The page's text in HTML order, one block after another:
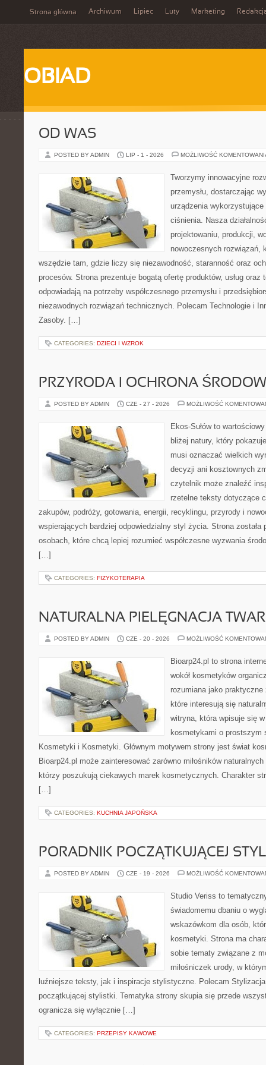
Strona główna Archiwum Lipiec Luty Marketing
OBIAD
OD WAS
POSTED BY ADMIN LIP - 1 - 2026 MOŻLIWOŚĆ
Tworzymy innowacyjne
przemysłu, dostarczając
urządzenia
ciśnienia. Nasza
projektowaniu, produkcji,
nowoczesnych rozwiązań,
wszędzie tam, gdzie liczy się niezawodność, staranność oraz
procesów. Strona prezentuje bogatą ofertę produktów, usług oraz
odpowiadają na potrzeby współczesnego przemysłu i
niezawodnych rozwiązań technicznych. Polecam Technologie i
Zasoby. […]
CATEGORIES: DZIECI I WZROK
PRZYRODA I OCHRONA
POSTED BY ADMIN CZE - 27 - 2026 MOŻLIWOŚĆ
Ekos-Sułów to
bliżej natury, który
musi oznaczać wielkich
decyzji ani kosztownych
czytelnik może znaleźć
rzetelne teksty dotyczące
zakupów, podróży, gotowania, energii, recyklingu, przyrody i
wspierających bardziej odpowiedzialny styl życia. Strona została
osobach, które chcą lepiej rozumieć współczesne wyzwania
[…]
CATEGORIES: FIZYKOTERAPIA
NATURALNA PIELĘGNACJA
POSTED BY ADMIN CZE - 20 - 2026 MOŻLIWOŚĆ
Bioarp24.pl to strona
wokół kosmetyków
rozumiana jako praktyczne
które interesują się
witryna, która wpisuje się
kosmetykami o prostszym
Kosmetyki i Kosmetyki. Głównym motywem strony jest świat
Bioarp24.pl może zainteresować zarówno miłośników
którzy poszukują ciekawych marek kosmetycznych. Charakter
[…]
CATEGORIES: KUCHNIA JAPOŃSKA
PORADNIK POCZĄTKUJĄCEJ
POSTED BY ADMIN CZE - 19 - 2026 MOŻLIWOŚĆ
Studio Veriss to
świadomemu dbaniu o
wskazówkom dla osób,
kosmetyki. Strona ma
sobie tematy związane z
miłośniczek urody, w
luźniejsze teksty, jak i inspiracje stylistyczne. Polecam
początkującej stylistki. Tematyka strony skupia się przede
ogranicza się wyłącznie […]
CATEGORIES: PRZEPISY KAWOWE